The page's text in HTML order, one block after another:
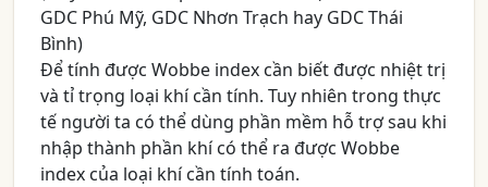
GDC Phú Mỹ, GDC Nhơn Trạch hay GDC Thái
Bình)
Để tính được Wobbe index cần biết được nhiệt trị
và tỉ trọng loại khí cần tính. Tuy nhiên trong thực
tế người ta có thể dùng phần mềm hỗ trợ sau khi
nhập thành phần khí có thể ra được Wobbe
index của loại khí cần tính toán.